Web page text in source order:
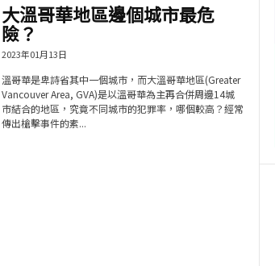
大溫哥華地區邊個城市最危
險？
2023年01月13日
溫哥華是卑詩省其中一個城市，而大溫哥華地區(Greater
Vancouver Area, GVA)是以溫哥華為主再合併周邊14城
市結合的地區，究竟不同城市的犯罪率，哪個較高？經常
傳出槍擊事件的素...